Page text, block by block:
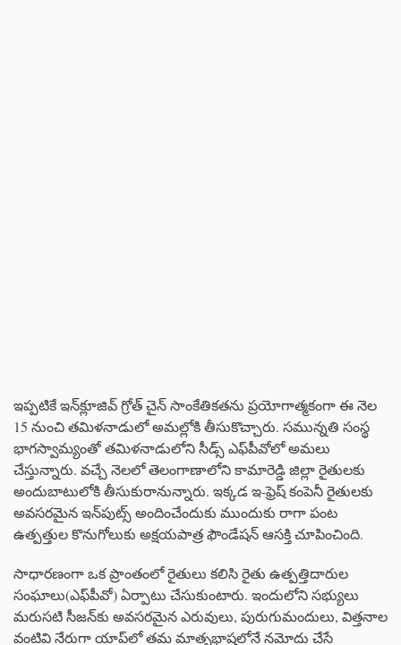
ఇప్పటికే ఇన్‌క్లూజివ్‌ గ్రోత్‌ చైన్‌ సాంకేతికతను ప్రయోగాత్మకంగా ఈ నెల
15 నుంచి తమిళనాడులో అమల్లోకి తీసుకొచ్చారు. సమున్నతి సంస్థ
భాగస్వామ్యంతో తమిళనాడులోని సీడ్స్‌ ఎఫ్‌పీవోలో అమలు
చేస్తున్నారు. వచ్చే నెలలో తెలంగాణాలోని కామారెడ్డి జిల్లా రైతులకు
అందుబాటులోకి తీసుకురానున్నారు. ఇక్కడ ఇ-ఫ్రెష్‌ కంపెనీ రైతులకు
అవసరమైన ఇన్‌పుట్స్‌ అందించేందుకు ముందుకు రాగా పంట
ఉత్పత్తుల కొనుగోలుకు అక్షయపాత్ర ఫౌండేషన్‌ ఆసక్తి చూపించింది.
సాధారణంగా ఒక ప్రాంతంలో రైతులు కలిసి రైతు ఉత్పత్తిదారుల
సంఘాలు(ఎఫ్‌పీవో) ఏర్పాటు చేసుకుంటారు. ఇందులోని సభ్యులు
మరుసటి సీజన్‌కు అవసరమైన ఎరువులు, పురుగుమందులు, విత్తనాల
వంటివి నేరుగా యాప్‌లో తమ మాతృభాషలోనే నమోదు చేసే